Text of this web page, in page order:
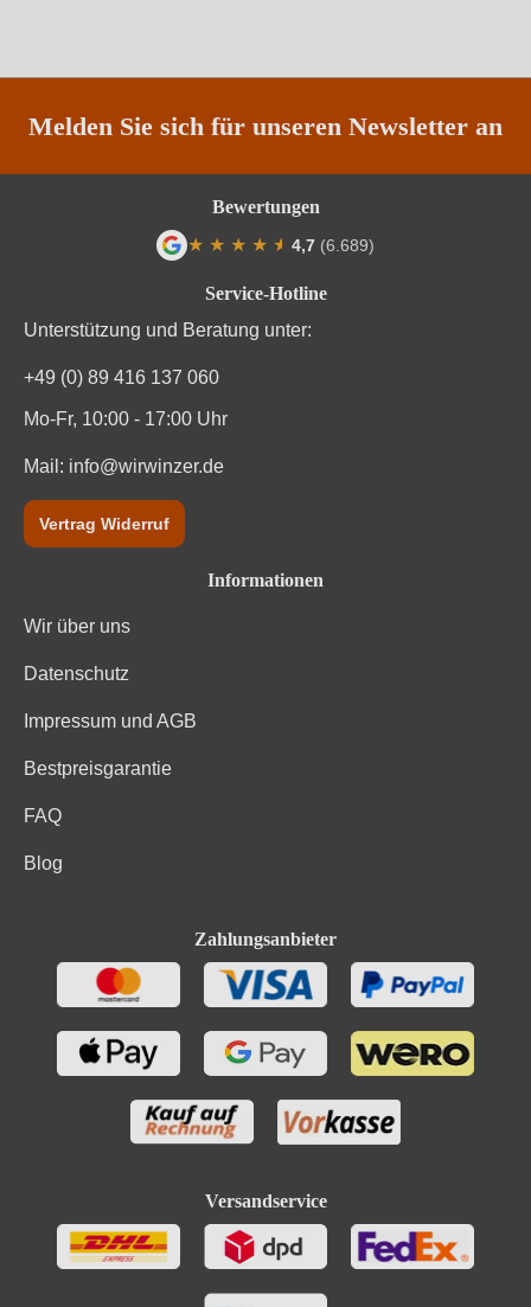
Säuregehalt in g/L
Traubenfarbe Weiß
Melden Sie sich für unseren Newsletter an
Service-Hotline
Unterstützung und Beratung unter:
+49 (0) 89 416 137 060
Mo-Fr, 10:00 - 17:00 Uhr
Mail: info@wirwinzer.de
Vertrag Widerruf
Informationen
Wir über uns
Datenschutz
Impressum und AGB
Bestpreisgarantie
FAQ
Blog
Zahlungsanbieter
Versandservice
Bewertungen
★ ★ ★ ★ ★
★ 4,7 (6.689)